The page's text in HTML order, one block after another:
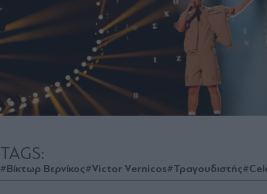
TAGS:
#Βίκτωρ Βερνίκος#Victor Vernicos#Τραγουδιστής